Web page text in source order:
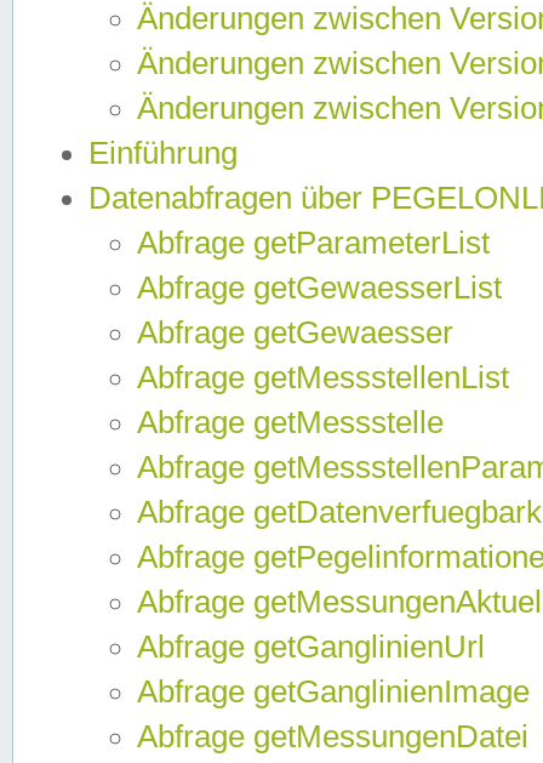
Änderungen zwischen
Änderungen zwischen
Änderungen zwischen
Einführung
Datenabfragen über
Abfrage getParameterList
Abfrage getGewaesserList
Abfrage getGewaesser
Abfrage getMessstellenList
Abfrage getMessstelle
Abfrage
Abfrage
Abfrage
Abfrage
Abfrage getGanglinienUrl
Abfrage getGanglinienImage
Abfrage getMessungenDatei